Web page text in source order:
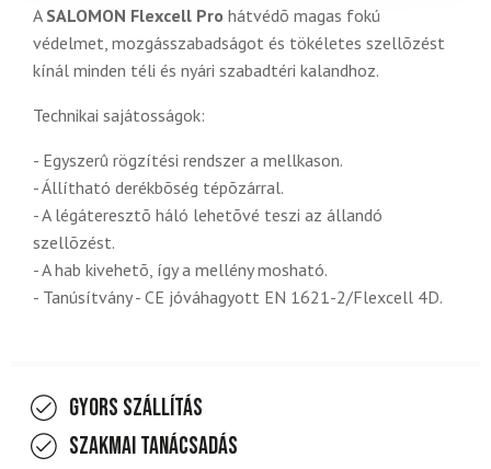
A SALOMON Flexcell Pro hátvédõ magas fokú
védelmet, mozgásszabadságot és tökéletes szellõzést
kínál minden téli és nyári szabadtéri kalandhoz.
Technikai sajátosságok:
- Egyszerû rögzítési rendszer a mellkason.
- Állítható derékbõség tépõzárral.
- A légáteresztõ háló lehetõvé teszi az állandó
szellõzést.
- A hab kivehetõ, így a mellény mosható.
- Tanúsítvány - CE jóváhagyott EN 1621-2/Flexcell 4D.
Gyors szállítás
Szakmai tanácsadás